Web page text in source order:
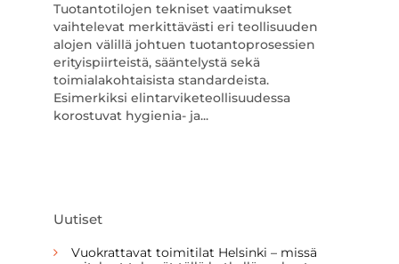
Tuotantotilojen tekniset vaatimukset
vaihtelevat merkittävästi eri teollisuuden
alojen välillä johtuen tuotantoprosessien
erityispiirteistä, sääntelystä sekä
toimialakohtaisista standardeista.
Esimerkiksi elintarviketeollisuudessa
korostuvat hygienia- ja...
Uutiset
Vuokrattavat toimitilat Helsinki – missä